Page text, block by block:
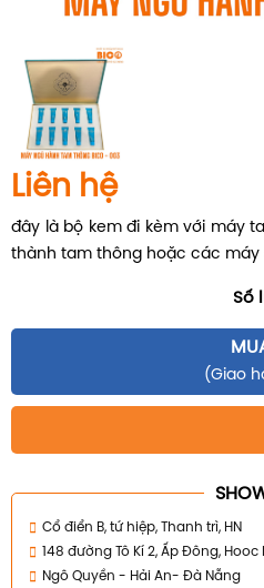
Liên hệ
đây là bộ kem đi kèm với máy
thành tam thông hoặc các máy
Số
(Giao
Cổ điển B, tứ hiệp, Thanh trì, HN
148 đường Tô Kí 2, Ấp Đông, Hooc
Ngô Quyền - Hải An- Đà Nẵng